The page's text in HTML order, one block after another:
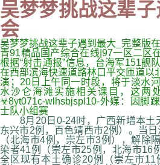
吴梦梦挑战这辈
会
吴梦梦挑战这辈子遇到最大_完整版
青91精品国产综合在线|97一区二
根据“射击通报”信息，台海军151舰
在西部滨海快速道路林口平交匝道以
演；20日上午同一时段，将于淡水
水沙仑海滩实施相关课目，这两
☣8yt071c-wlhsbjspl10-外媒：因脚
士队小组赛
8月20日0-24时，广西新增本土
东兴市2例，百色靖西市2例）。当
（北海市4例，崇左市3例），解除
染者41例（崇左市25例，北海市16
全区现有本土确诊20例（崇左市